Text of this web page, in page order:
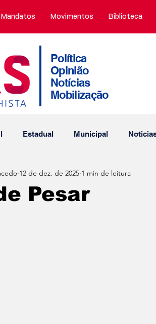
Mandatos Movimentos Biblioteca
Política
Opinião
Notícias
Mobilização
Estadual Municipal
Municipais Porto Alegre
Pesar
12 de dez. de 2025 1 min de leitura